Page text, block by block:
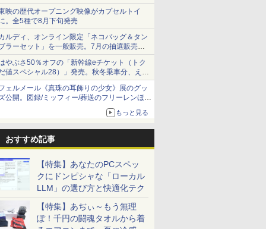
ョーツは1990円に
映の歴代オープニング映像がカプセルトイ
。全5種で8月下旬発売
ルディ、オンライン限定「ネコバッグ＆タン
ラーセット」を一般販売。7月の抽選販売の
選無効分
やぶさ50％オフの「新幹線eチケット（トク
値スペシャル28）」発売。秋冬乗車分、えき
っと限定
ェルメール《真珠の耳飾りの少女》展のグッ
公開。図録/ミッフィー/葬送のフリーレンほ
もっと見る
おすすめ記事
【特集】あなたのPCスペッ
クにドンピシャな「ローカル
LLM」の選び方と快適化テク
【特集】あぢぃ～もう無理
ぽ！千円の闘魂タオルから着